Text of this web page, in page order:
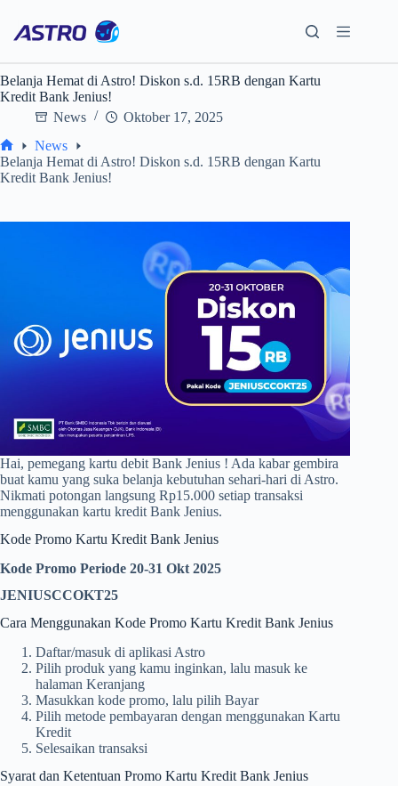
content
Belanja Hemat di Astro! Diskon s.d. 15RB dengan Kartu
Kredit Bank Jenius!
News
Oktober 17, 2025
Home
News
Belanja Hemat di Astro! Diskon s.d. 15RB dengan Kartu
Kredit Bank Jenius!
Hai, pemegang kartu debit Bank Jenius ! Ada kabar gembira
buat kamu yang suka belanja kebutuhan sehari-hari di Astro.
Nikmati potongan langsung Rp15.000 setiap transaksi
menggunakan kartu kredit Bank Jenius.
Kode Promo Kartu Kredit Bank Jenius
Kode Promo Periode 20-31 Okt 2025
JENIUSCCOKT25
Cara Menggunakan Kode Promo Kartu Kredit Bank Jenius
Daftar/masuk di aplikasi Astro
Pilih produk yang kamu inginkan, lalu masuk ke
halaman Keranjang
Masukkan kode promo, lalu pilih Bayar
Pilih metode pembayaran dengan menggunakan Kartu
Kredit
Selesaikan transaksi
Syarat dan Ketentuan Promo Kartu Kredit Bank Jenius